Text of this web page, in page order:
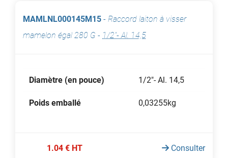
MAMLNL000145M15 - Raccord laiton à visser
mamelon égal 280 G - 1/2"- Al. 14,5
Diamètre (en pouce) 1/2"- Al. 14,5
Poids emballé 0,03255kg
1.04 € HT Consulter